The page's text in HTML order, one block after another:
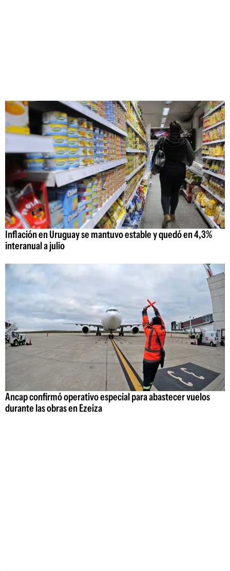
Inflación en Uruguay se mantuvo estable y quedó en 4,3%
interanual a julio
Ancap confirmó operativo especial para abastecer vuelos
durante las obras en Ezeiza